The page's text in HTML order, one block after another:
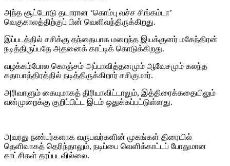
அந்த சூட்டோடு தயாரான ‘கொம்பு வச்ச சிங்கம்டா’
வெகுகாலத்திற்குப் பின் வெளிவந்திருக்கிறது.
இப்படத்தில் சசிக்கு தந்தையாக மறைந்த இயக்குனர் மகேந்திரன்
நடித்திருப்பதே அதனைக் காட்டிக் கொடுக்கிறது.
வழக்கம்போல கொஞ்சம் அப்பாவித்தனமும் ஆவேசமும் கலந்த
கதாபாத்திரத்தில் நடித்திருக்கிறார் சசிகுமார்.
அரிவாளும் கையுமாகத் திரியாவிட்டாலும், இத்திரைக்கதையிலும்
வன்முறைக்கு குறிப்பிட்ட இடம் ஒதுக்கப்பட்டுள்ளது.
அவரது நண்பர்களாக வருபவர்களின் முகங்கள் திரையில்
தெளிவாகத் தெரிந்தாலும், நடிப்பை வெளிக்காட்டப் போதுமான
காட்சிகள் தரப்படவில்லை.